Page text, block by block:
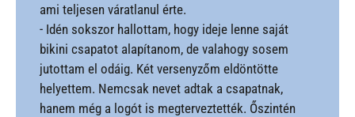
ami teljesen váratlanul érte.
- Idén sokszor hallottam, hogy ideje lenne saját
bikini csapatot alapítanom, de valahogy sosem
jutottam el odáig. Két versenyzőm eldöntötte
helyettem. Nemcsak nevet adtak a csapatnak,
hanem még a logót is megterveztették. Őszintén